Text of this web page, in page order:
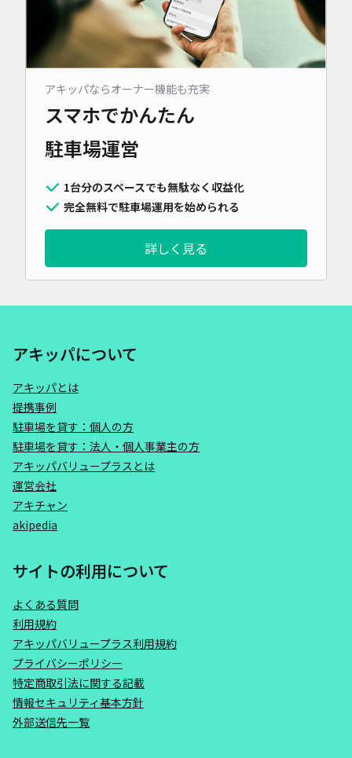
アキッパならオーナー機能も充実
スマホでかんたん
駐車場運営
1台分のスペースでも無駄なく収益化
完全無料で駐車場運用を始められる
詳しく見る
アキッパについて
アキッパとは
提携事例
駐車場を貸す：個人の方
駐車場を貸す：法人・個人事業主の方
アキッパバリュープラスとは
運営会社
アキチャン
akipedia
サイトの利用について
よくある質問
利用規約
アキッパバリュープラス利用規約
プライバシーポリシー
特定商取引法に関する記載
情報セキュリティ基本方針
外部送信先一覧